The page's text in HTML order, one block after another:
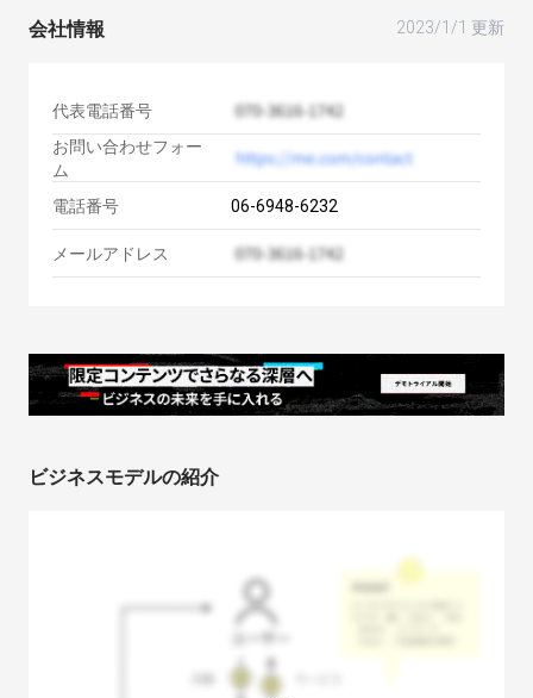
会社情報 2023/1/1 更新
代表電話番号
お問い合わせフォー
ム
電話番号
06-6948-6232
メールアドレス
ビジネスモデルの紹介